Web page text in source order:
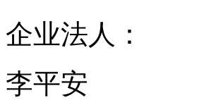
企业法人：
李平安